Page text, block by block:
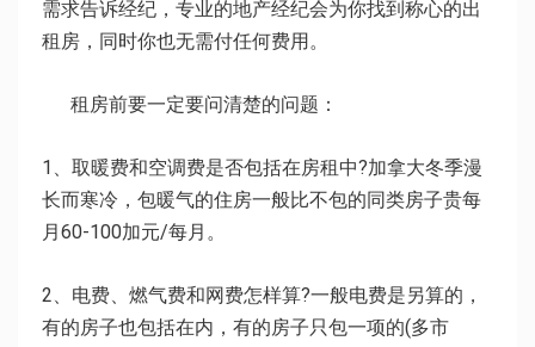
需求告诉经纪，专业的地产经纪会为你找到称心的出
租房，同时你也无需付任何费用。
租房前要一定要问清楚的问题：
1、取暖费和空调费是否包括在房租中?加拿大冬季漫
长而寒冷，包暖气的住房一般比不包的同类房子贵每
月60-100加元/每月。
2、电费、燃气费和网费怎样算?一般电费是另算的，
有的房子也包括在内，有的房子只包一项的(多市